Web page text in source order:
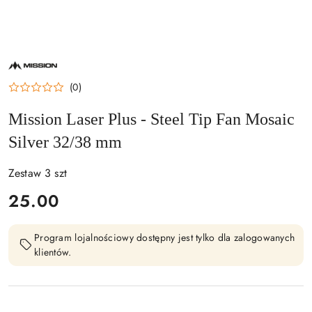
NAZWA
PRODUCENTA:
MISSION (0)
Mission Laser Plus - Steel Tip Fan Mosaic
Silver 32/38 mm
Zestaw 3 szt
cena:
25.00
Program lojalnościowy dostępny jest tylko dla zalogowanych
klientów.